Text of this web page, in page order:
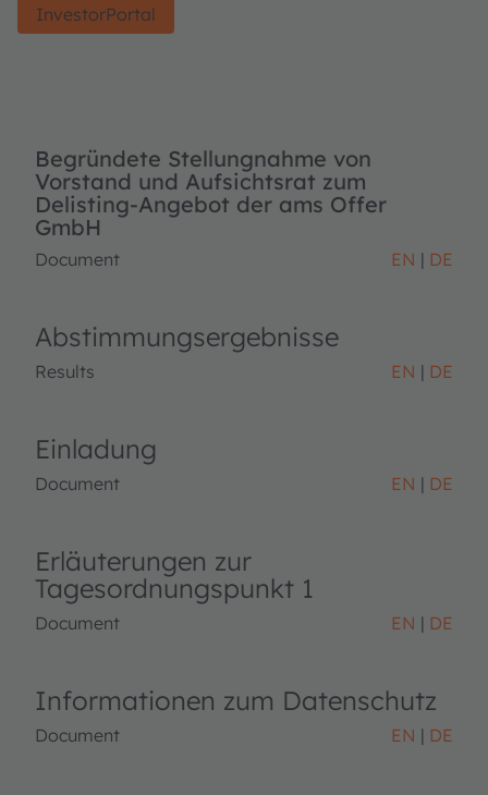
InvestorPortal
Begründete Stellungnahme von
Vorstand und Aufsichtsrat zum
Delisting-Angebot der ams Offer
GmbH
Document EN DE
Abstimmungsergebnisse
Results EN DE
Einladung
Document EN DE
Erläuterungen zur
Tagesordnungspunkt 1
Document EN DE
Informationen zum Datenschutz
Document EN DE